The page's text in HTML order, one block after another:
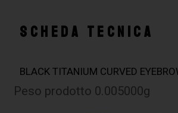
SCHEDA TECNICA
BLACK TITANIUM CURVED
Peso prodotto 0.005000g